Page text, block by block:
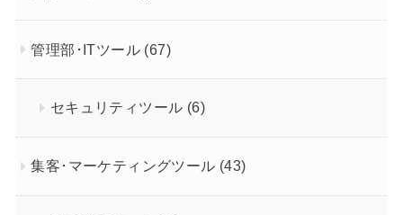
管理部･ITツール (67)
セキュリティツール (6)
集客･マーケティングツール (43)